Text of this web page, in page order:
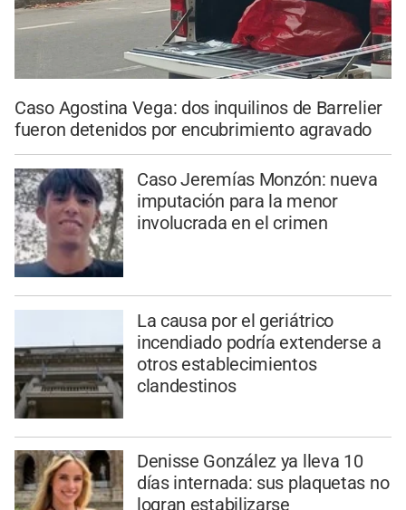
Caso Agostina Vega: dos inquilinos de Barrelier
fueron detenidos por encubrimiento agravado
Caso Jeremías Monzón: nueva
imputación para la menor
involucrada en el crimen
La causa por el geriátrico
incendiado podría extenderse a
otros establecimientos
clandestinos
Denisse González ya lleva 10
días internada: sus plaquetas no
logran estabilizarse